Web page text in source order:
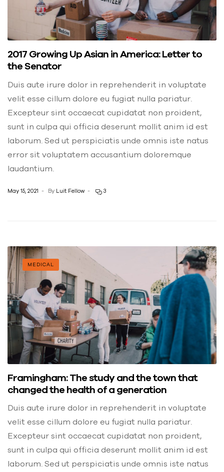
2017 Growing Up Asian in America: Letter to
the Senator
Duis aute irure dolor in reprehenderit in voluptate
velit esse cillum dolore eu fugiat nulla pariatur.
Excepteur sint occaecat cupidatat non proident,
sunt in culpa qui officia deserunt mollit anim id est
laborum. Sed ut perspiciatis unde omnis iste natus
error sit voluptatem accusantium doloremque
laudantium.
May 15, 2021 By Luit Fellow 3
MEDICAL
Framingham: The study and the town that
changed the health of a generation
Duis aute irure dolor in reprehenderit in voluptate
velit esse cillum dolore eu fugiat nulla pariatur.
Excepteur sint occaecat cupidatat non proident,
sunt in culpa qui officia deserunt mollit anim id est
laborum. Sed ut perspiciatis unde omnis iste natus